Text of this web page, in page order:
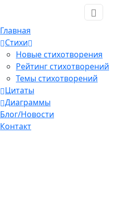
Главная
Стихи
Новые стихотворения
Рейтинг стихотворений
Темы стихотворений
Цитаты
Диаграммы
Блог/Новости
Контакт